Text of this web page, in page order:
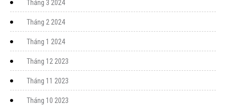
Tháng 3 2024
Tháng 2 2024
Tháng 1 2024
Tháng 12 2023
Tháng 11 2023
Tháng 10 2023